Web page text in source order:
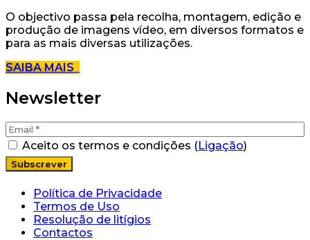
O objectivo passa pela recolha, montagem, edição e
produção de imagens vídeo, em diversos formatos e
para as mais diversas utilizações.
SAIBA MAIS
Newsletter
Aceito os termos e condições (Ligação)
Política de Privacidade
Termos de Uso
Resolução de litígios
Contactos